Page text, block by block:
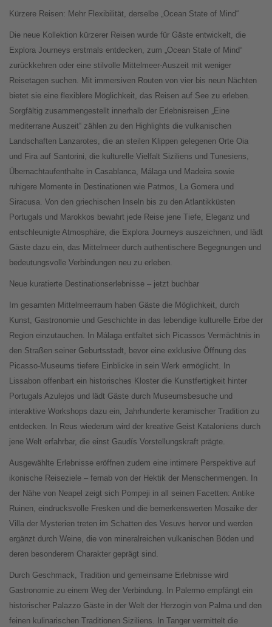
Kürzere Reisen: Mehr Flexibilität, derselbe „Ocean State of Mind“
Die neue Kollektion kürzerer Reisen wurde für Gäste entwickelt, die
Explora Journeys erstmals entdecken, zum „Ocean State of Mind“
zurückkehren oder eine stilvolle Mittelmeer-Auszeit mit weniger
Reisetagen suchen. Mit immersiven Routen von vier bis neun Nächten
bietet sie eine flexiblere Möglichkeit, das Reisen auf See zu erleben.
Sorgfältig zusammengestellt innerhalb der Erlebnisreisen „Eine
mediterrane Auszeit“ zählen zu den Highlights die vulkanischen
Landschaften Lanzarotes, die an steilen Klippen gelegenen Orte Oia
und Fira auf Santorini, die kulturelle Vielfalt Siziliens und Tunesiens,
Übernachtaufenthalte in Casablanca, Málaga und Madeira sowie
ruhigere Momente in Destinationen wie Patmos, La Gomera und
Siracusa. Von den griechischen Inseln bis zu den Atlantikküsten
Portugals und Marokkos bewahrt jede Reise jene Tiefe, Eleganz und
entschleunigte Atmosphäre, die Explora Journeys auszeichnen, und lädt
Gäste dazu ein, das Mittelmeer durch authentischere Begegnungen und
bedeutungsvolle Verbindungen neu zu erleben.
Neue kuratierte Destinationserlebnisse – jetzt buchbar
Im gesamten Mittelmeerraum haben Gäste die Möglichkeit, durch
Kunst, Gastronomie und Geschichte in das lebendige kulturelle Erbe der
Region einzutauchen. In Málaga entfaltet sich Picassos Vermächtnis in
den Straßen seiner Geburtsstadt, bevor eine exklusive Öffnung des
Picasso-Museums tiefere Einblicke in sein Werk ermöglicht. In
Lissabon offenbart ein historisches Kloster die Kunstfertigkeit hinter
Portugals Azulejos und lädt Gäste durch Museumsbesuche und
interaktive Workshops dazu ein, Jahrhunderte keramischer Tradition zu
entdecken. In Reus wiederum wird der kreative Geist Kataloniens durch
jene Welt erfahrbar, die einst Gaudís Vorstellungskraft prägte.
Ausgewählte Erlebnisse eröffnen zudem eine intimere Perspektive auf
ikonische Reiseziele – fernab von der Hektik der Menschenmengen. In
der Nähe von Neapel zeigt sich Pompeji in all seinen Facetten: Antike
Ruinen, eindrucksvolle Fresken und die bemerkenswerten Mosaike der
Villa der Mysterien treten im Schatten des Vesuvs hervor und werden
ergänzt durch Weine, die von mineralreichen vulkanischen Böden und
deren besonderem Charakter geprägt sind.
Durch Geschmack, Tradition und gemeinsame Erlebnisse wird
Gastronomie zu einem Weg der Verbindung. In Palermo empfängt ein
historischer Palazzo Gäste in der Welt der Herzogin von Palma und den
feinen kulinarischen Traditionen Siziliens. In Tanger vermittelt die